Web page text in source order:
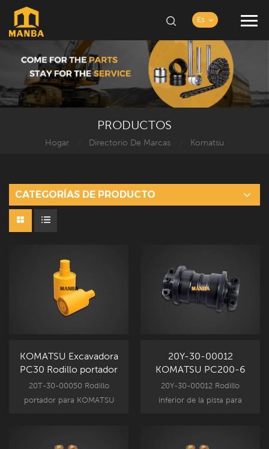
Es
PRODUCTOS
Hogar / Directorio De Marcas / Komatsu
CATEGORÍAS DE PRODUCTO
KOMATSU Excavadora
PC30 Rodillo portador
20T-30-00050
20T-30-00050 Rodillo
portador para KOMATSU
excavador, KOMATSU PC30
20Y-30-00012
KOMATSU PC200-6
Rodillo inferior de la
pista
20Y-30-00012 Rodillo
inferior de la pista para
de aterrizaje excavador,